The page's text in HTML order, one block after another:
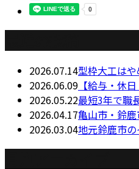
2026.07.14型枠大工は
2026.06.09 【給与・休
2026.05.22最短3年で職
2026.04.17亀山市・鈴
2026.03.04地元鈴鹿市